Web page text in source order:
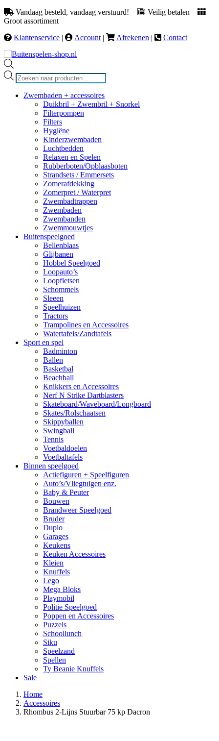
Vandaag besteld, vandaag verstuurd!
Veilig betalen
Groot assortiment
Klantenservice | Account | Afrekenen | Contact
Producten
zoeken
Zwembaden + accessoires
Duikbril + Zwembril + Snorkel
Filterpompen
Filters
Hygiëne
Kinderzwembaden
Luchtbedden
Relaxen en Spelen
Rubberboten/Opblaasboten
Strandsets / Emmersets
Zomerafdekking
Zomerpret / Waterpret
Zwembadtrappen
Zwembaden
Zwembanden
Zwemmouwtjes
Buitenspeelgoed
Bellenblaas
Glijbanen
Hobbel Speelgoed
Loopauto’s
Loopfietsen
Schommels
Sleeen
Speelhuizen
Tractors
Trampolines en Accessoires
Watertafels/Zandtafels
Sport en spel
Badminton
Ballen
Basketbal
Beachball
Knikkers en Accessoires
Nerf N Strike Dartblasters
Skateboard/Waveboard/Longboard
Skates/Rolschaatsen
Skippyballen
Swingball
Tennis
Voetbaldoelen
Voetbaltafels
Binnen speelgoed
Actiefiguren + Speelfiguren
Auto’s/Vliegtuigen enz.
Baby & Peuter
Bouwen
Brandweer Speelgoed
Bruder
Duplo
Garages
Keukens
Keuken Accessoires
Kleien
Knuffels
Lego
Mega Bloks
Playmobil
Politie Speelgoed
Poppen en Accessoires
Puzzels
Schoollunch
Siku
Speelzand
Spellen
Ty Beanie Knuffels
Sale
Home
Accessoires
Rhombus 2-Lijns Stuurbar 75 kp Dacron